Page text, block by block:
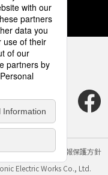
リシー
個人情報保護方針
Electric Works Co., Ltd.